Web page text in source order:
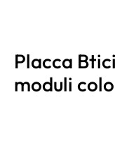
Placca
moduli